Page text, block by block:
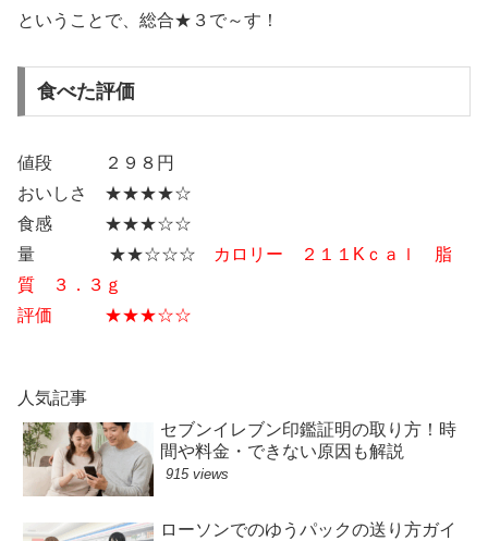
ということで、総合★３で～す！
食べた評価
値段 ２９８円
おいしさ ★★★★☆
食感 ★★★☆☆
量 ★★☆☆☆
カロリー ２１１Kｃａｌ 脂
質 ３．３ｇ
評価 ★★★☆☆
人気記事
セブンイレブン印鑑証明の取り方！時
間や料金・できない原因も解説
915 views
ローソンでのゆうパックの送り方ガイ